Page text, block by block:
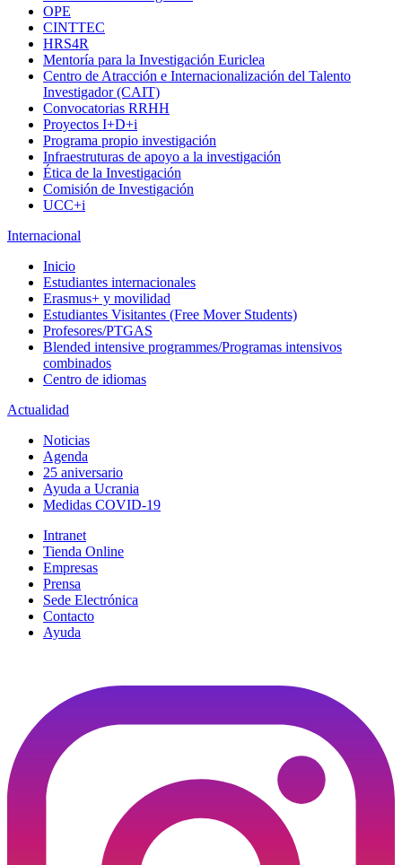
OPE
CINTTEC
HRS4R
Mentoría para la Investigación Euriclea
Centro de Atracción e Internacionalización del Talento
Investigador (CAIT)
Convocatorias RRHH
Proyectos I+D+i
Programa propio investigación
Infraestruturas de apoyo a la investigación
Ética de la Investigación
Comisión de Investigación
UCC+i
Internacional
Inicio
Estudiantes internacionales
Erasmus+ y movilidad
Estudiantes Visitantes (Free Mover Students)
Profesores/PTGAS
Blended intensive programmes/Programas intensivos
combinados
Centro de idiomas
Actualidad
Noticias
Agenda
25 aniversario
Ayuda a Ucrania
Medidas COVID-19
Intranet
Tienda Online
Empresas
Prensa
Sede Electrónica
Contacto
Ayuda